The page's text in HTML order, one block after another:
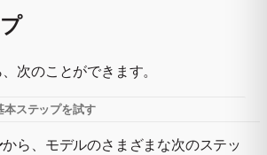
次のことができます。
本ステップを試す
から、モデルのさまざまな次のステッ